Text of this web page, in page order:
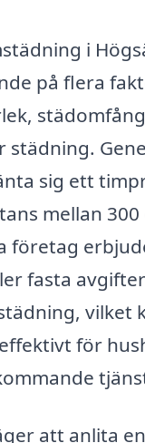
i
på flera
städning.
sig ett
mellan 300
företag
fasta
vilket
för
att anlita